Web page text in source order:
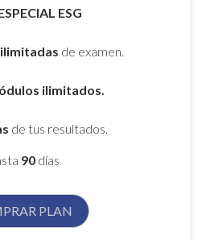
ESG
de examen.
ilimitados.
de tus resultados.
90días
PLAN